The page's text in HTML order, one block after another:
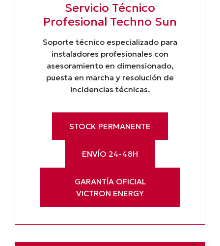
Servicio Técnico
Profesional Techno Sun
Soporte técnico especializado para
instaladores profesionales con
asesoramiento en dimensionado,
puesta en marcha y resolución de
incidencias técnicas.
STOCK PERMANENTE
ENVÍO 24-48H
GARANTÍA OFICIAL
VICTRON ENERGY